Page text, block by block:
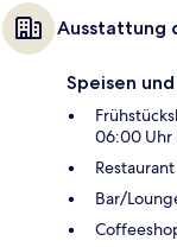
Ausstattung
Speisen
06:00 Uhr
Restaurant
Bar/